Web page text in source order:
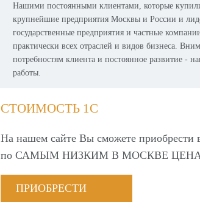
Нашими постоянными клиентами, которые
крупнейшие предприятия Москвы и России и
государственные предприятия и частные
практически всех отраслей и видов бизнеса.
потребностям клиента и постоянное развитие -
работы.
СТОИМОСТЬ 1С
На нашем сайте Вы сможете приобрести
по САМЫМ НИЗКИМ В МОСКВЕ
ПРИОБРЕСТИ